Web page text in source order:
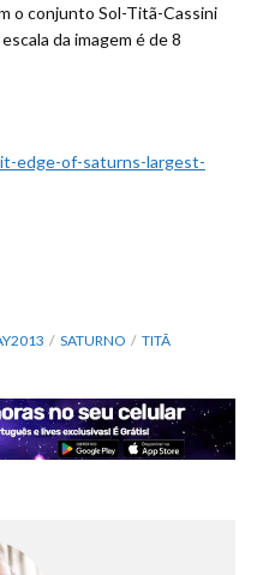
o conjunto Sol-Titã-Cassini
da imagem é de 8
edge-of-saturns-largest-
SATURNO TITÃ